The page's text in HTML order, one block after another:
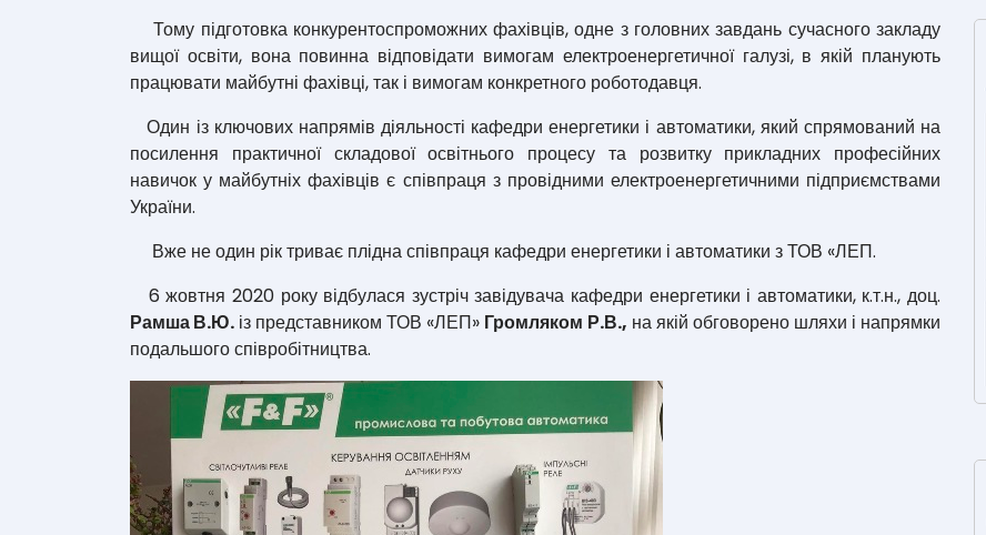
Тому підготовка конкурентоспроможних фахівців, одне з головних завдань сучасного закладу
вищої освіти, вона повинна відповідати вимогам електроенергетичної галузі, в якій планують
працювати майбутні фахівці, так і вимогам конкретного роботодавця.
Один із ключових напрямів діяльності кафедри енергетики і автоматики, який спрямований на
посилення практичної складової освітнього процесу та розвитку прикладних професійних
навичок у майбутніх фахівців є співпраця з провідними електроенергетичними підприємствами
України.
Вже не один рік триває плідна співпраця кафедри енергетики і автоматики з ТОВ «ЛЕП.
6 жовтня 2020 року відбулася зустріч завідувача кафедри енергетики і автоматики, к.т.н., доц.
Рамша В.Ю. із представником ТОВ «ЛЕП» Громляком Р.В., на якій обговорено шляхи і напрямки
подальшого співробітництва.